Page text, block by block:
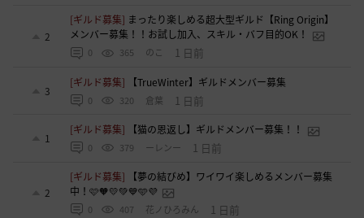
2
[ギルド募集] まったり楽しめる超大型ギルド【Ring Origin】
メンバー募集！！お試し加入、スキル・バフ目的OK！
0 365 のこ 1 日前
3
[ギルド募集] 【TrueWinter】ギルドメンバー募集
0 320 倉葉 1 日前
1
[ギルド募集] 【猫の恩返し】ギルドメンバー募集！！
0 379 ーレンー 1 日前
2
[ギルド募集]
【夢の結びめ】ワイワイ楽しめるメンバー募集
中！🩷🧡💛💚💙🩵💜
0 407 花ノひろみん 1 日前